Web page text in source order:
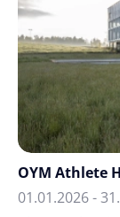
OYM Athlete
01.01.2026 -